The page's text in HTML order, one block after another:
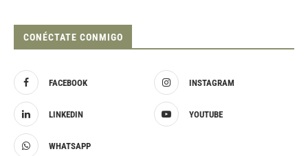
CONÉCTATE CONMIGO
FACEBOOK INSTAGRAM
LINKEDIN YOUTUBE
WHATSAPP